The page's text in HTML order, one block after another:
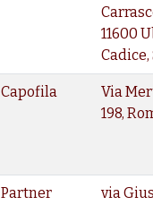
11600
Cadice,
Capofila
Via
198,
Partner
via